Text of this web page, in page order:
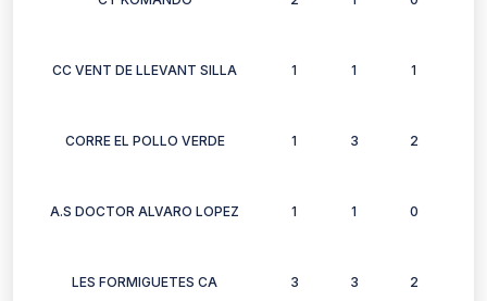
CC VENT DE LLEVANT SILLA 1 1 1
CORRE EL POLLO VERDE 1 3 2
A.S DOCTOR ALVARO LOPEZ 1 1 0
LES FORMIGUETES CA 3 3 2